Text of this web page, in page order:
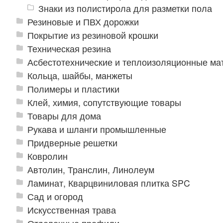
Знаки из полистирола для разметки пола
Резиновые и ПВХ дорожки
Покрытие из резиновой крошки
Техническая резина
Асбестотехнические и теплоизоляционные
Кольца, шайбы, манжеты
Полимеры и пластики
Клей, химия, сопутствующие товары
Товары для дома
Рукава и шланги промышленные
Придверные решетки
Ковролин
Автолин, Транслин, Линолеум
Ламинат, Кварцвиниловая плитка SPC
Сад и огород
Искусственная трава